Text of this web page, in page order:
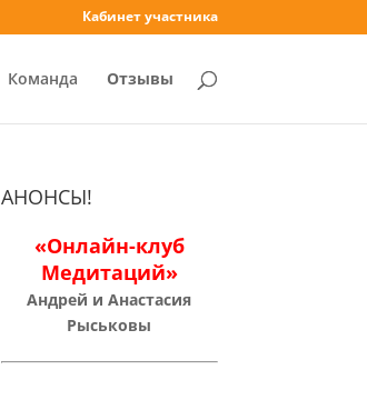
Кабинет участника
Команда Отзывы
АНОНСЫ!
«Онлайн-клуб
Медитаций»
Андрей и Анастасия
Рыськовы